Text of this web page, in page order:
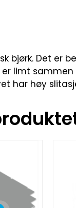
bjørk. Det
limt
har høy